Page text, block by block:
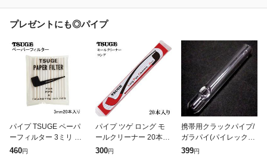
プレゼントにも◎パイプ
パイプ TSUGE ペーパ
ーフィルター 3ミリ 20
本 ツゲ 喫煙具 たばこ
460円
パイプ ツゲ ロング モ
ールクリーナー 20本入
り TSUGE 喫煙具 柘製
300円
携帯用クラックパイプ/
ガラパイ(パイレックス
製)
399円